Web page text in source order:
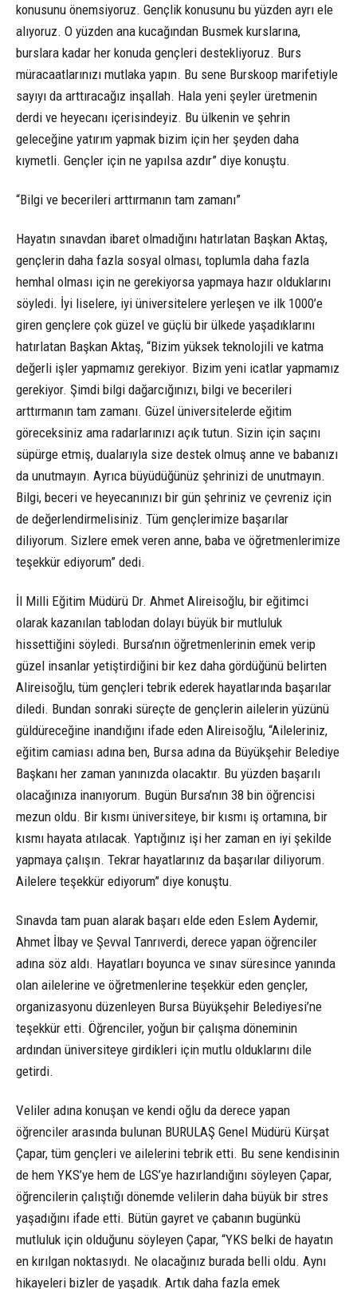
konusunu önemsiyoruz. Gençlik konusunu bu yüzden ayrı ele
alıyoruz. O yüzden ana kucağından Busmek kurslarına,
burslara kadar her konuda gençleri destekliyoruz. Burs
müracaatlarınızı mutlaka yapın. Bu sene Burskoop marifetiyle
sayıyı da arttıracağız inşallah. Hala yeni şeyler üretmenin
derdi ve heyecanı içerisindeyiz. Bu ülkenin ve şehrin
geleceğine yatırım yapmak bizim için her şeyden daha
kıymetli. Gençler için ne yapılsa azdır” diye konuştu.
“Bilgi ve becerileri arttırmanın tam zamanı”
Hayatın sınavdan ibaret olmadığını hatırlatan Başkan Aktaş,
gençlerin daha fazla sosyal olması, toplumla daha fazla
hemhal olması için ne gerekiyorsa yapmaya hazır olduklarını
söyledi. İyi liselere, iyi üniversitelere yerleşen ve ilk 1000’e
giren gençlere çok güzel ve güçlü bir ülkede yaşadıklarını
hatırlatan Başkan Aktaş, “Bizim yüksek teknolojili ve katma
değerli işler yapmamız gerekiyor. Bizim yeni icatlar yapmamız
gerekiyor. Şimdi bilgi dağarcığınızı, bilgi ve becerileri
arttırmanın tam zamanı. Güzel üniversitelerde eğitim
göreceksiniz ama radarlarınızı açık tutun. Sizin için saçını
süpürge etmiş, dualarıyla size destek olmuş anne ve babanızı
da unutmayın. Ayrıca büyüdüğünüz şehrinizi de unutmayın.
Bilgi, beceri ve heyecanınızı bir gün şehriniz ve çevreniz için
de değerlendirmelisiniz. Tüm gençlerimize başarılar
diliyorum. Sizlere emek veren anne, baba ve öğretmenlerimize
teşekkür ediyorum” dedi.
İl Milli Eğitim Müdürü Dr. Ahmet Alireisoğlu, bir eğitimci
olarak kazanılan tablodan dolayı büyük bir mutluluk
hissettiğini söyledi. Bursa’nın öğretmenlerinin emek verip
güzel insanlar yetiştirdiğini bir kez daha gördüğünü belirten
Alireisoğlu, tüm gençleri tebrik ederek hayatlarında başarılar
diledi. Bundan sonraki süreçte de gençlerin ailelerin yüzünü
güldüreceğine inandığını ifade eden Alireisoğlu, “Aileleriniz,
eğitim camiası adına ben, Bursa adına da Büyükşehir Belediye
Başkanı her zaman yanınızda olacaktır. Bu yüzden başarılı
olacağınıza inanıyorum. Bugün Bursa’nın 38 bin öğrencisi
mezun oldu. Bir kısmı üniversiteye, bir kısmı iş ortamına, bir
kısmı hayata atılacak. Yaptığınız işi her zaman en iyi şekilde
yapmaya çalışın. Tekrar hayatlarınız da başarılar diliyorum.
Ailelere teşekkür ediyorum” diye konuştu.
Sınavda tam puan alarak başarı elde eden Eslem Aydemir,
Ahmet İlbay ve Şevval Tanrıverdi, derece yapan öğrenciler
adına söz aldı. Hayatları boyunca ve sınav süresince yanında
olan ailelerine ve öğretmenlerine teşekkür eden gençler,
organizasyonu düzenleyen Bursa Büyükşehir Belediyesi’ne
teşekkür etti. Öğrenciler, yoğun bir çalışma döneminin
ardından üniversiteye girdikleri için mutlu olduklarını dile
getirdi.
Veliler adına konuşan ve kendi oğlu da derece yapan
öğrenciler arasında bulunan BURULAŞ Genel Müdürü Kürşat
Çapar, tüm gençleri ve ailelerini tebrik etti. Bu sene kendisinin
de hem YKS’ye hem de LGS’ye hazırlandığını söyleyen Çapar,
öğrencilerin çalıştığı dönemde velilerin daha büyük bir stres
yaşadığını ifade etti. Bütün gayret ve çabanın bugünkü
mutluluk için olduğunu söyleyen Çapar, “YKS belki de hayatın
en kırılgan noktasıydı. Ne olacağınız burada belli oldu. Aynı
hikayeleri bizler de yaşadık. Artık daha fazla emek